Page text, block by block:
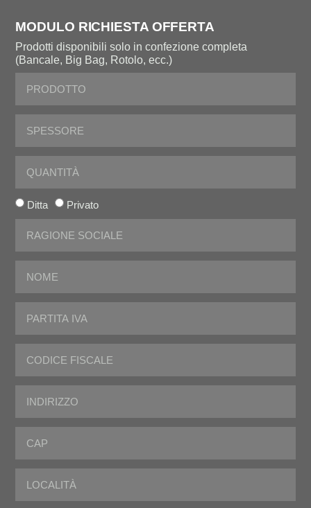
MODULO RICHIESTA OFFERTA
Prodotti disponibili solo in confezione completa
(Bancale, Big Bag, Rotolo, ecc.)
Ditta Privato